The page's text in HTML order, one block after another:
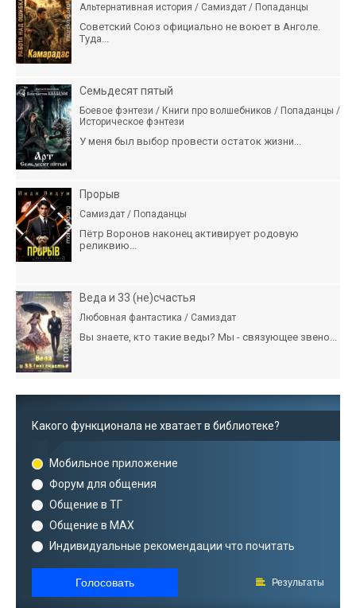
Альтернативная история / Самиздат / Попаданцы
Советский Союз официально не воюет в Анголе.
Туда...
Семьдесят пятый
Боевое фэнтези / Книги про волшебников / Попаданцы /
Историческое фэнтези
У меня был выбор провести остаток жизни...
Прорыв
Самиздат / Попаданцы
Пётр Воронов наконец активирует родовую
реликвию...
Веда и 33 (не)счастья
Любовная фантастика / Самиздат
Вы знаете, кто такие веды? Мы - связующее звено...
Какого функционала не хватает в библиотеке?
Мобильное приложение
Форум для общения
Общение в ТГ
Общение в MAX
Индивидуальные рекомендации что почитать
Голосовать Результаты